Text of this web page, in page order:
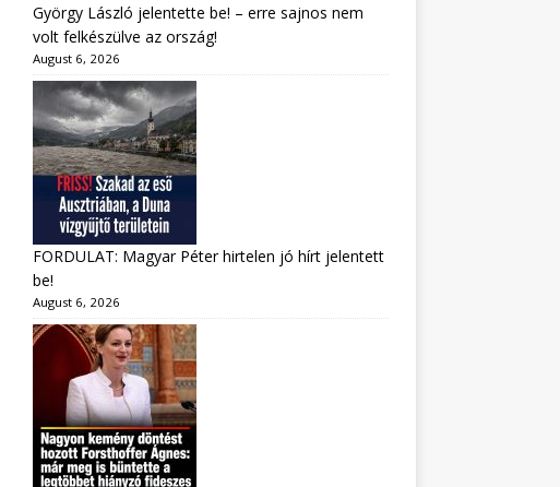
György László jelentette be! – erre sajnos nem
volt felkészülve az ország!
August 6, 2026
FORDULAT: Magyar Péter hirtelen jó hírt jelentett
be!
August 6, 2026